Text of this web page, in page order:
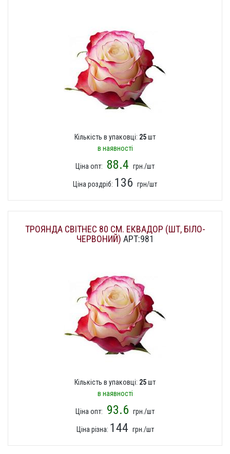
Кількість в упаковці: 25шт
в наявності
Ціна опт: 88.4 грн./шт
Ціна роздріб: 136 грн/шт
ТРОЯНДА СВІТНЕС 80 СМ. ЕКВАДОР (ШТ, БІЛО-
ЧЕРВОНИЙ) АРТ:981
Кількість в упаковці: 25шт
в наявності
Ціна опт: 93.6 грн./шт
Ціна різна: 144 грн./шт